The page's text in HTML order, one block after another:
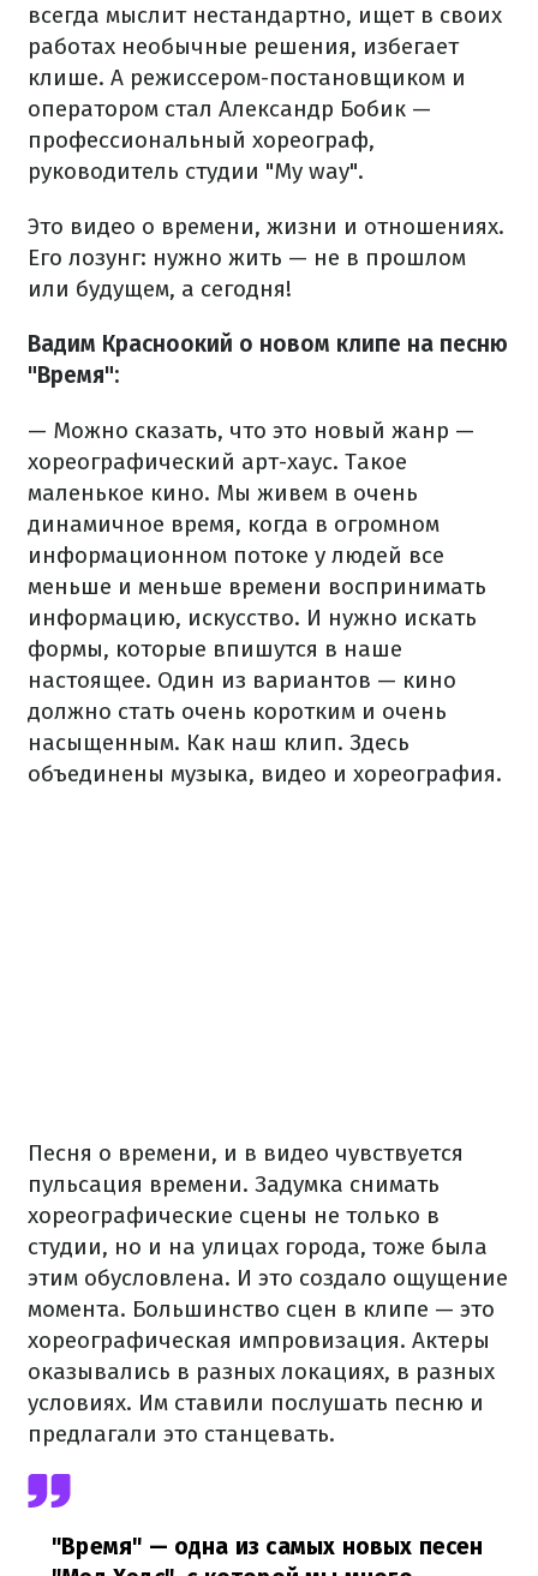
всегда мыслит нестандартно, ищет в своих
работах необычные решения, избегает
клише. А режиссером-постановщиком и
оператором стал Александр Бобик —
профессиональный хореограф,
руководитель студии "My way".
Это видео о времени, жизни и отношениях.
Его лозунг: нужно жить — не в прошлом
или будущем, а сегодня!
Вадим Красноокий о новом клипе на песню
"Время":
— Можно сказать, что это новый жанр —
хореографический арт-хаус. Такое
маленькое кино. Мы живем в очень
динамичное время, когда в огромном
информационном потоке у людей все
меньше и меньше времени воспринимать
информацию, искусство. И нужно искать
формы, которые впишутся в наше
настоящее. Один из вариантов — кино
должно стать очень коротким и очень
насыщенным. Как наш клип. Здесь
объединены музыка, видео и хореография.
Песня о времени, и в видео чувствуется
пульсация времени. Задумка снимать
хореографические сцены не только в
студии, но и на улицах города, тоже была
этим обусловлена. И это создало ощущение
момента. Большинство сцен в клипе — это
хореографическая импровизация. Актеры
оказывались в разных локациях, в разных
условиях. Им ставили послушать песню и
предлагали это станцевать.
"Время" — одна из самых новых песен